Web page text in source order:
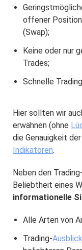
offener
(Swap);
Keine oder nur
Trades;
Schnelle
Hier sollten wir
erwähnen (ohne
die Genauigkeit
Indikatoren.
Neben den
Beliebtheit eines
informationelle
Alle Arten von
Trading-